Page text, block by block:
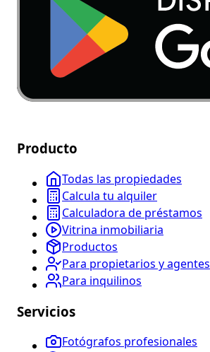
Producto
Todas las propiedades
Calcula tu alquiler
Calculadora de préstamos
Vitrina inmobiliaria
Productos
Para propietarios y agentes
Para inquilinos
Servicios
Fotógrafos profesionales